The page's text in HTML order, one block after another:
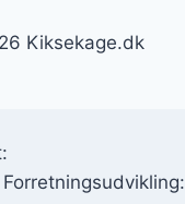
Kiksekage.dk